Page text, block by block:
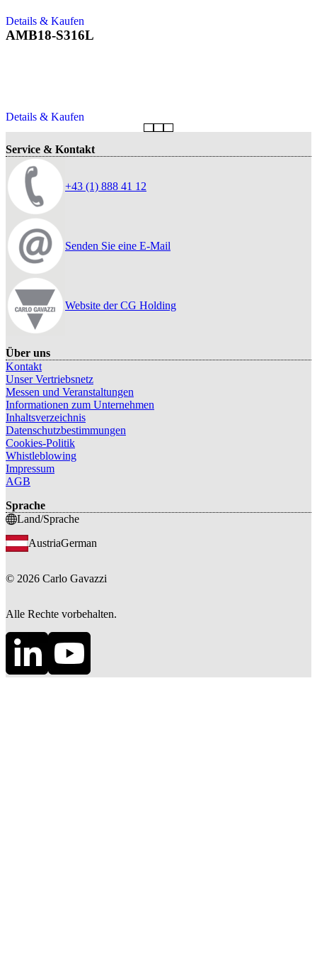
Details & Kaufen
AMB18-S316L
Details & Kaufen
Service & Kontakt
+43 (1) 888 41 12
Senden Sie eine E-Mail
Website der CG Holding
Über uns
Kontakt
Unser Vertriebsnetz
Messen und Veranstaltungen
Informationen zum Unternehmen
Inhaltsverzeichnis
Datenschutzbestimmungen
Cookies-Politik
Whistleblowing
Impressum
AGB
Sprache
Land/Sprache
AustriaGerman
© 2026 Carlo Gavazzi
Alle Rechte vorbehalten.